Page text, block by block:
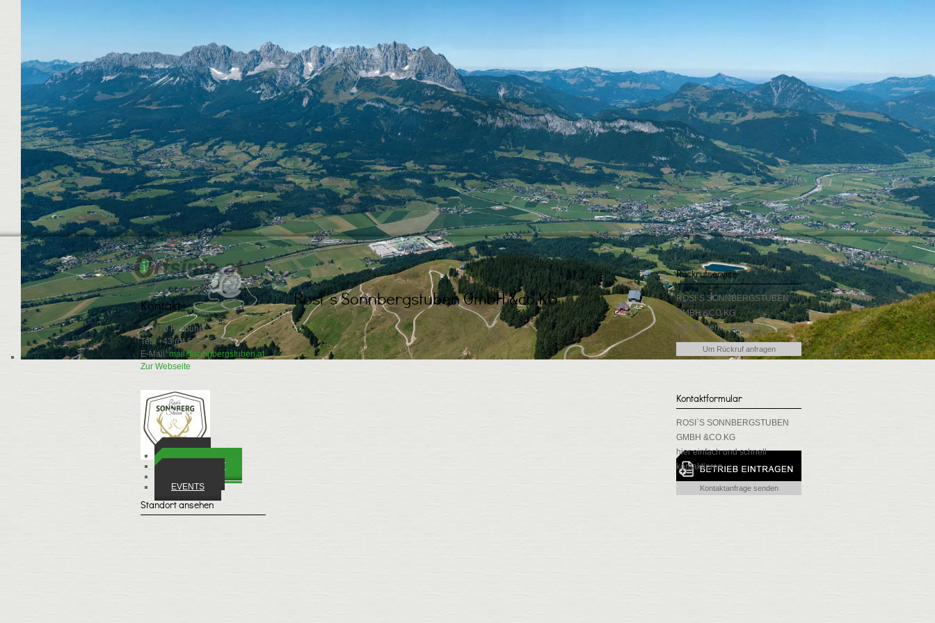
WIRTSCHAFT
EVENTS
Kontakt
A-6370 Kitzbühel
Tel.: +43 (0) 5356 646 52
E-Mail:mail@sonnbergstuben.at
Zur Webseite
Standort ansehen
Rosi`s Sonnbergstuben GmbH &co.KG
Rückrufservice
ROSI`S SONNBERGSTUBEN
GMBH &CO.KG
ruft Sie gerne zurück!
Um Rückruf anfragen
Kontaktformular
ROSI`S SONNBERGSTUBEN
GMBH &CO.KG
hier einfach und schnell
kontaktieren
Kontaktanfrage senden